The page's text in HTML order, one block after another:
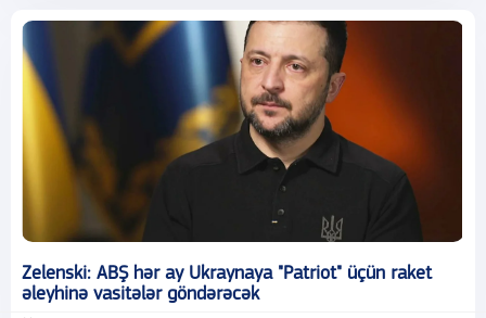
Zelenski: ABŞ hər ay Ukraynaya "Patriot" üçün raket
əleyhinə vasitələr göndərəcək